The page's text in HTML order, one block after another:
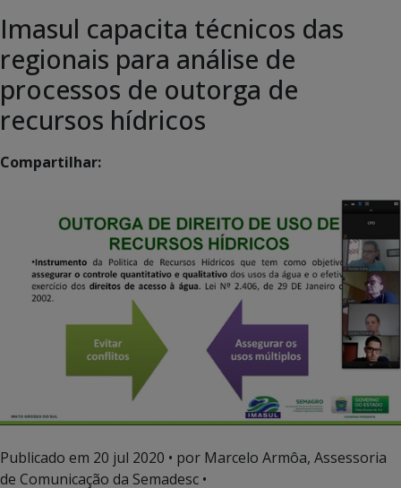
Imasul capacita técnicos das
regionais para análise de
processos de outorga de
recursos hídricos
Compartilhar:
Publicado em 20 jul 2020 • por Marcelo Armôa, Assessoria
de Comunicação da Semadesc •